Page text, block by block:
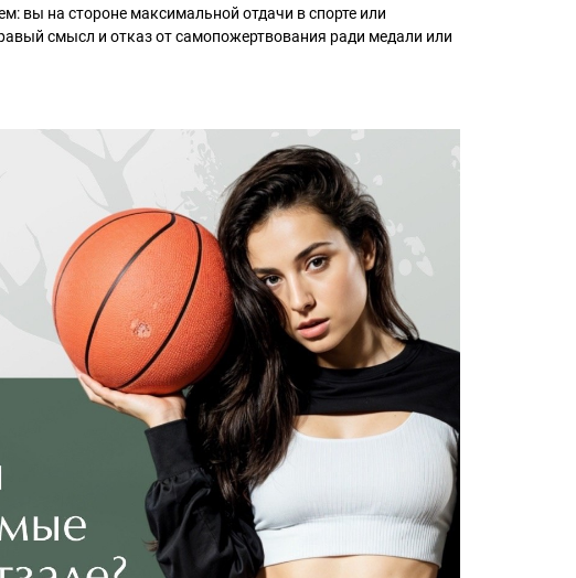
вы на стороне максимальной отдачи в спорте или
смысл и отказ от самопожертвования ради медали или